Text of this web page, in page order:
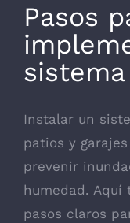
Pasos
Instalar un
patios y
prevenir
humedad. Aquí
pasos claros